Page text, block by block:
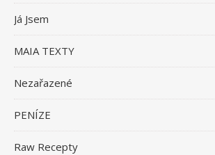
Já Jsem
MAIA TEXTY
Nezařazené
PENÍZE
Raw Recepty